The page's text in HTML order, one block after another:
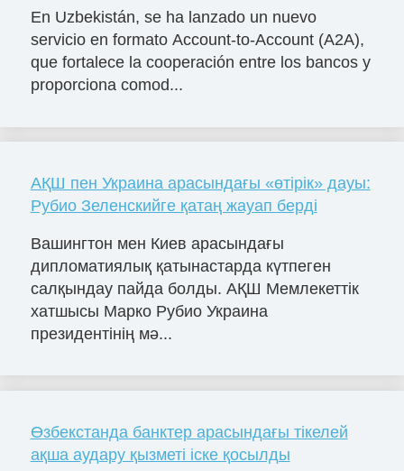
En Uzbekistán, se ha lanzado un nuevo
servicio en formato Account-to-Account (A2A),
que fortalece la cooperación entre los bancos y
proporciona comod...
АҚШ пен Украина арасындағы «өтірік» дауы:
Рубио Зеленскийге қатаң жауап берді
Вашингтон мен Киев арасындағы
дипломатиялық қатынастарда күтпеген
салқындау пайда болды. АҚШ Мемлекеттік
хатшысы Марко Рубио Украина
президентінің мә...
Өзбекстанда банктер арасындағы тікелей
ақша аудару қызметі іске қосылды